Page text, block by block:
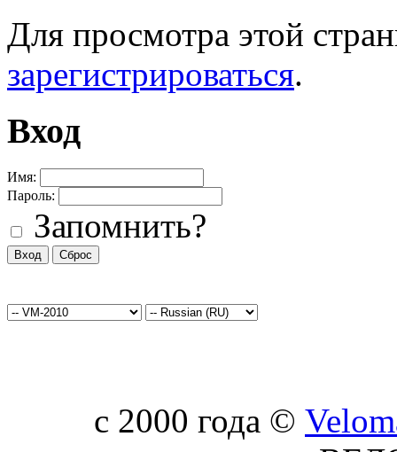
Для просмотра этой
зарегистрироваться.
Вход
Имя:
Пароль:
Запомнить?
c 2000 года ©